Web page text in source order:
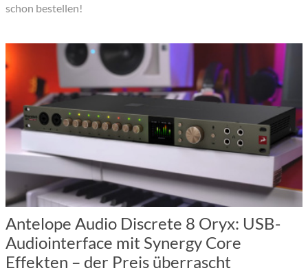
schon bestellen!
Antelope Audio Discrete 8 Oryx: USB-
Audiointerface mit Synergy Core
Effekten – der Preis überrascht